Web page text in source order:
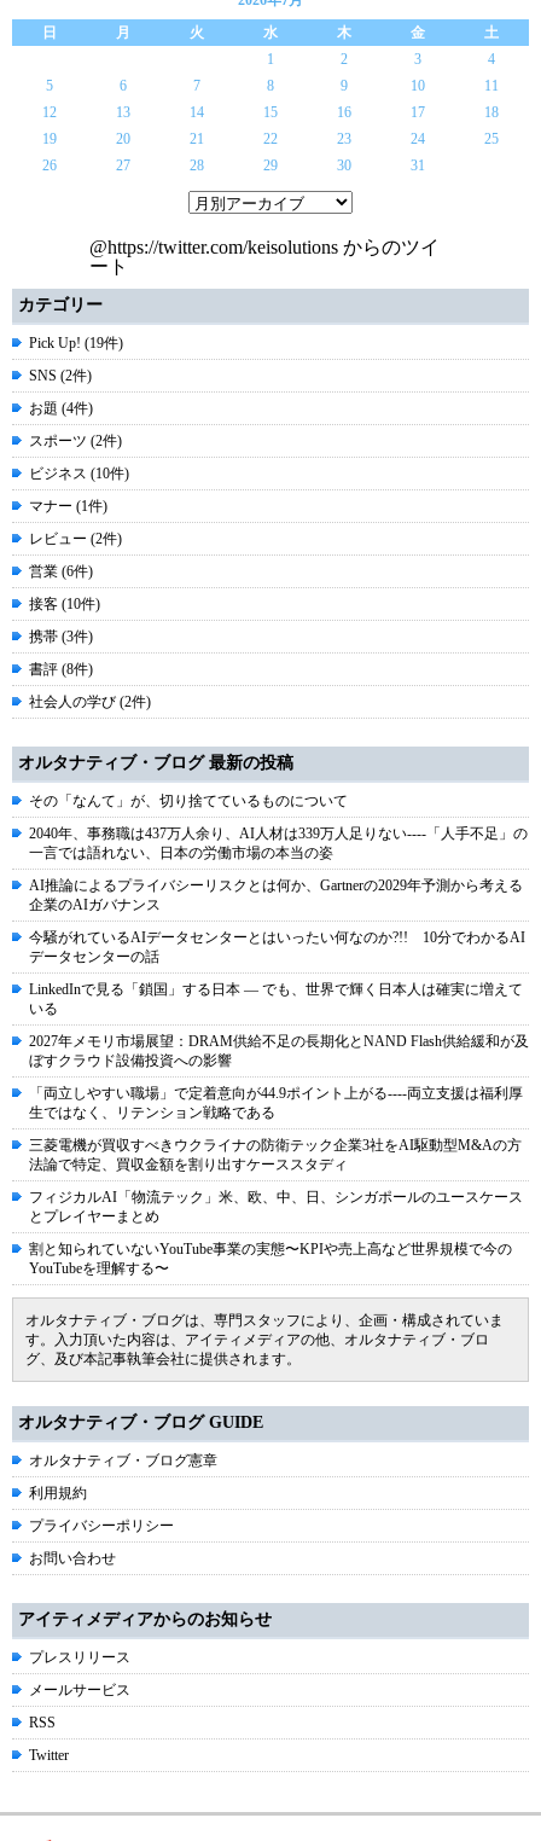
日
月 火 水 木 金
土
1
2 3
4
5
6 7 8 9 10
11
12
13 14 15 16 17
18
19
20 21 22 23 24
25
26
27 28 29 30 31
@https://twitter.com/keisolutions からのツイ
ート
カテゴリー
Pick Up! (19件)
SNS (2件)
お題 (4件)
スポーツ (2件)
ビジネス (10件)
マナー (1件)
レビュー (2件)
営業 (6件)
接客 (10件)
携帯 (3件)
書評 (8件)
社会人の学び (2件)
オルタナティブ・ブログ 最新の投稿
その「なんて」が、切り捨てているものについて
2040年、事務職は437万人余り、AI人材は339万人足りない----「人手不足」の
一言では語れない、日本の労働市場の本当の姿
AI推論によるプライバシーリスクとは何か、Gartnerの2029年予測から考える
企業のAIガバナンス
今騒がれているAIデータセンターとはいったい何なのか?!! 10分でわかるAI
データセンターの話
LinkedInで見る「鎖国」する日本 ― でも、世界で輝く日本人は確実に増えて
いる
2027年メモリ市場展望：DRAM供給不足の長期化とNAND Flash供給緩和が及
ぼすクラウド設備投資への影響
「両立しやすい職場」で定着意向が44.9ポイント上がる----両立支援は福利厚
生ではなく、リテンション戦略である
三菱電機が買収すべきウクライナの防衛テック企業3社をAI駆動型M&Aの方
法論で特定、買収金額を割り出すケーススタディ
フィジカルAI「物流テック」米、欧、中、日、シンガポールのユースケース
とプレイヤーまとめ
割と知られていないYouTube事業の実態〜KPIや売上高など世界規模で今の
YouTubeを理解する〜
オルタナティブ・ブログは、専門スタッフにより、企画・構成されていま
す。入力頂いた内容は、アイティメディアの他、オルタナティブ・ブロ
グ、及び本記事執筆会社に提供されます。
オルタナティブ・ブログ GUIDE
オルタナティブ・ブログ憲章
利用規約
プライバシーポリシー
お問い合わせ
アイティメディアからのお知らせ
プレスリリース
メールサービス
RSS
Twitter